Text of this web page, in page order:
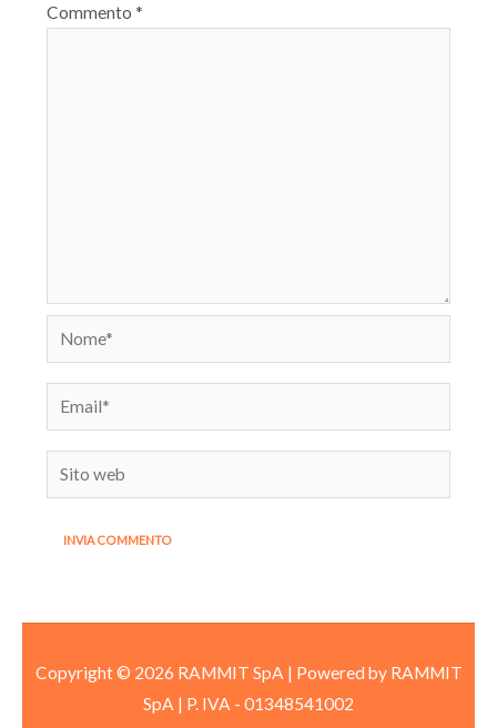
Commento *
Nome*
Email*
Sito
web
Copyright © 2026 RAMMIT SpA | Powered by RAMMIT
SpA | P. IVA - 01348541002